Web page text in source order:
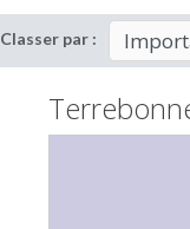
Classer par :